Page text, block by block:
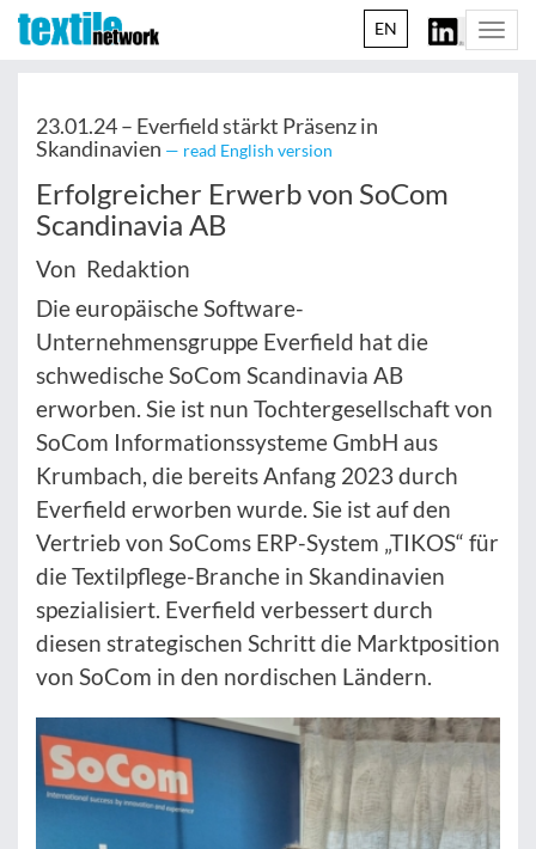
EN
23.01.24 – Everfield stärkt Präsenz in
Skandinavien — read English version
Erfolgreicher Erwerb von SoCom
Scandinavia AB
Von Redaktion
Die europäische Software-
Unternehmensgruppe Everfield hat die
schwedische SoCom Scandinavia AB
erworben. Sie ist nun Tochtergesellschaft von
SoCom Informationssysteme GmbH aus
Krumbach, die bereits Anfang 2023 durch
Everfield erworben wurde. Sie ist auf den
Vertrieb von SoComs ERP-System „TIKOS“ für
die Textilpflege-Branche in Skandinavien
spezialisiert. Everfield verbessert durch
diesen strategischen Schritt die Marktposition
von SoCom in den nordischen Ländern.